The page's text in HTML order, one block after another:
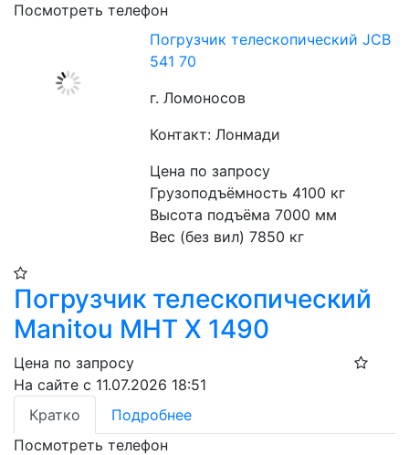
Посмотреть телефон
Погрузчик телескопический JCB
541 70
г. Ломоносов
Контакт: Лонмади
Цена по запросу
Грузоподъёмность 4100 кг
Высота подъёма 7000 мм
Вес (без вил) 7850 кг
Погрузчик телескопический
Manitou MHT X 1490
Цена по запросу
На сайте с 11.07.2026 18:51
Кратко
Подробнее
Посмотреть телефон